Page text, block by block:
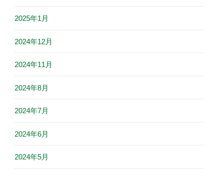
2025年1月
2024年12月
2024年11月
2024年8月
2024年7月
2024年6月
2024年5月